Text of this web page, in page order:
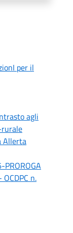
per il
agli
Allerta
n.